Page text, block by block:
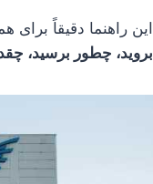
این راهنما دقیقاً
بروید، چطور برسید،